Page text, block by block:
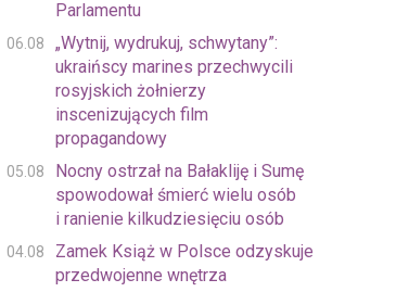
Parlamentu
06.08
„Wytnij, wydrukuj, schwytany”:
ukraińscy marines przechwycili
rosyjskich żołnierzy
inscenizujących film
propagandowy
05.08
Nocny ostrzał na Bałakliję i Sumę
spowodował śmierć wielu osób
i ranienie kilkudziesięciu osób
04.08
Zamek Książ w Polsce odzyskuje
przedwojenne wnętrza